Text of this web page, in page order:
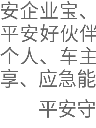
安企业宝
平安好伙
个人、车
享、应急
平安